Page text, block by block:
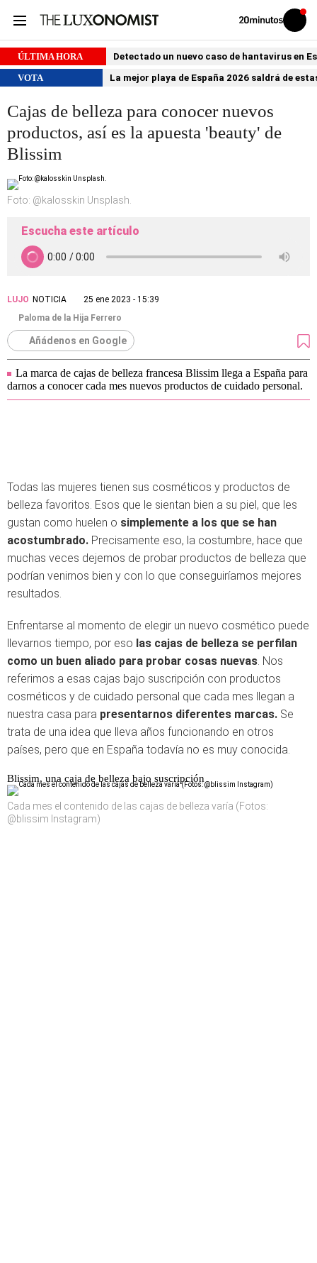
Volver
Iniciar
sesión
ÚLTIMA HORA
Detectado un nuevo caso de hantavirus en
VOTA
La mejor playa de España 2026 saldrá de
Cajas de belleza para conocer nuevos
productos, así es la apuesta 'beauty' de
Blissim
Foto: @kalosskin Unsplash.
Escucha este artículo
LUJO NOTICIA
25 ene 2023 - 15:39
Paloma de la Hija Ferrero
Añádenos en Google
La marca de cajas de belleza francesa Blissim llega a España para
darnos a conocer cada mes nuevos productos de cuidado personal.
Todas las mujeres tienen sus cosméticos y productos de
belleza favoritos. Esos que le sientan bien a su piel, que les
gustan como huelen o simplemente a los que se han
acostumbrado. Precisamente eso, la costumbre, hace que
muchas veces dejemos de probar productos de belleza que
podrían venirnos bien y con lo que conseguiríamos mejores
resultados.
Enfrentarse al momento de elegir un nuevo cosmético puede
llevarnos tiempo, por eso las cajas de belleza se perfilan
como un buen aliado para probar cosas nuevas. Nos
referimos a esas cajas bajo suscripción con productos
cosméticos y de cuidado personal que cada mes llegan a
nuestra casa para presentarnos diferentes marcas. Se
trata de una idea que lleva años funcionando en otros
países, pero que en España todavía no es muy conocida.
Blissim, una caja de belleza bajo suscripción
Cada mes el contenido de las cajas de belleza varía (Fotos:
@blissim Instagram)